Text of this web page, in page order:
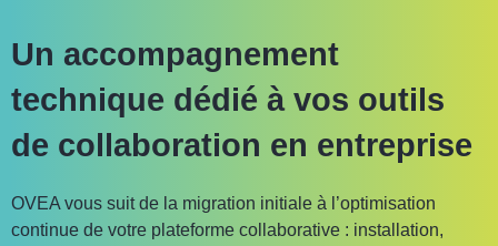
Un accompagnement
technique dédié à vos outils
de collaboration en entreprise
OVEA vous suit de la migration initiale à l’optimisation
continue de votre plateforme collaborative : installation,